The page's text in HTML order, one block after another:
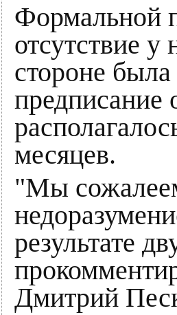
Формальной
отсутствие у
стороне
предписание
месяцев.
"Мы
результате
Дмитрий